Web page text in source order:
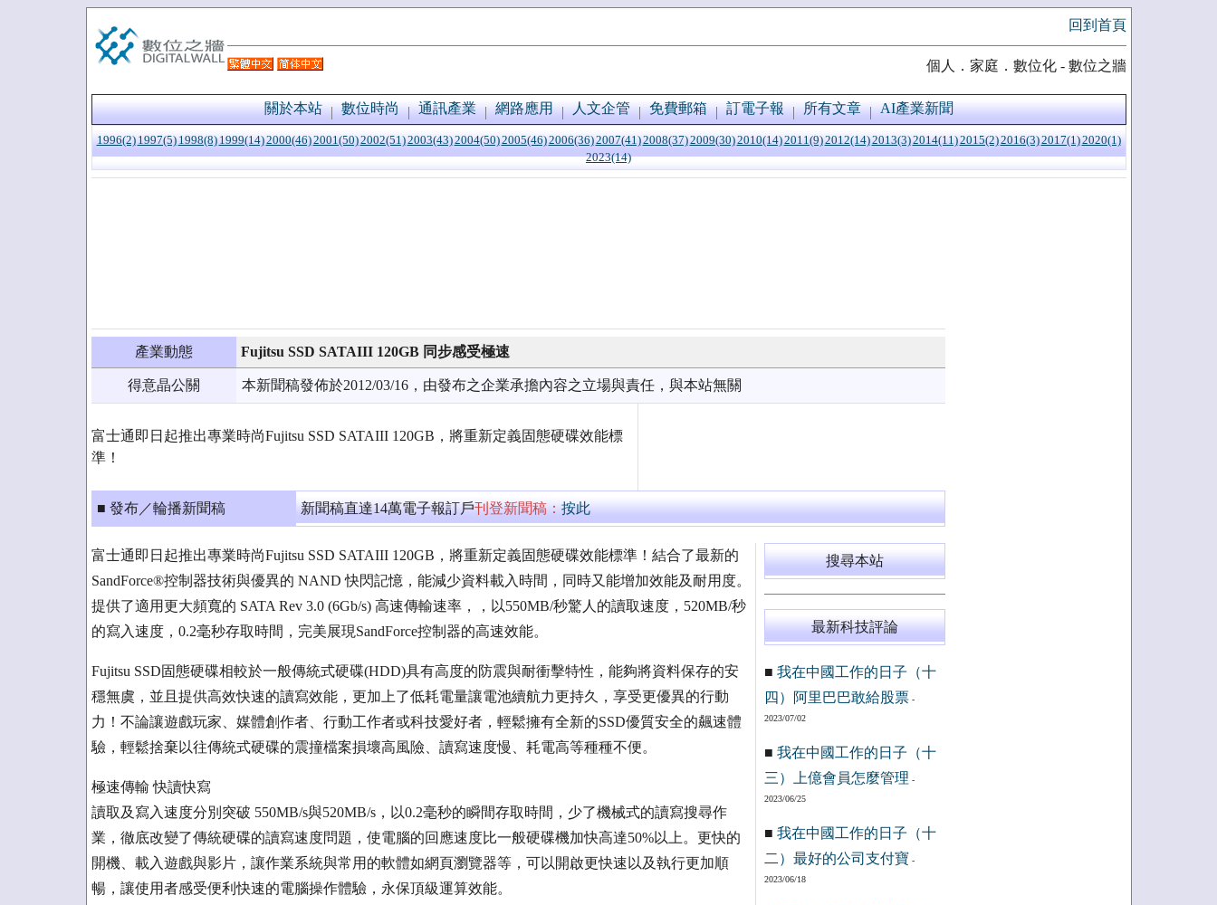
回到首頁
個人．家庭．數位化 - 數位之牆
關於本站 數位時尚 通訊產業 網路應用 人文企管 免費郵箱 訂電子報 所有文章 AI產業新聞
1996(2) 1997(5) 1998(8) 1999(14)2000(46)2001(50)2002(51)2003(43)2004(50)2005(46)2006(36)2007(41)2008(37)2009(30)2010(14)2011(9)2012(14)2013(3)2014(11)2015(2)2016(3)2017(1)2020(1)
2023(14)
產業動態 Fujitsu SSD SATAIII 120GB 同步感受極速
得意晶公關 本新聞稿發佈於2012/03/16，由發布之企業承擔內容之立場與責任，與本站無關
富士通即日起推出專業時尚Fujitsu SSD SATAIII 120GB，將重新定義固態硬碟效能標
準！
■ 發布／輪播新聞稿 新聞稿直達14萬電子報訂戶刊登新聞稿：按此
富士通即日起推出專業時尚Fujitsu SSD SATAIII 120GB，將重新定義固態硬碟效能標準！結合了最新的
SandForce®控制器技術與優異的 NAND 快閃記憶，能減少資料載入時間，同時又能增加效能及耐用度。
提供了適用更大頻寬的 SATA Rev 3.0 (6Gb/s) 高速傳輸速率，，以550MB/秒驚人的讀取速度，520MB/秒
的寫入速度，0.2毫秒存取時間，完美展現SandForce控制器的高速效能。
Fujitsu SSD固態硬碟相較於一般傳統式硬碟(HDD)具有高度的防震與耐衝擊特性，能夠將資料保存的安
穩無虞，並且提供高效快速的讀寫效能，更加上了低耗電量讓電池續航力更持久，享受更優異的行動
力！不論讓遊戲玩家、媒體創作者、行動工作者或科技愛好者，輕鬆擁有全新的SSD優質安全的飆速體
驗，輕鬆捨棄以往傳統式硬碟的震撞檔案損壞高風險、讀寫速度慢、耗電高等種種不便。
極速傳輸 快讀快寫
讀取及寫入速度分別突破 550MB/s與520MB/s，以0.2毫秒的瞬間存取時間，少了機械式的讀寫搜尋作
業，徹底改變了傳統硬碟的讀寫速度問題，使電腦的回應速度比一般硬碟機加快高達50%以上。更快的
開機、載入遊戲與影片，讓作業系統與常用的軟體如網頁瀏覽器等，可以開啟更快速以及執行更加順
暢，讓使用者感受便利快速的電腦操作體驗，永保頂級運算效能。
搜尋本站
最新科技評論
■ 我在中國工作的日子（十
四）阿里巴巴敢給股票-
2023/07/02
■ 我在中國工作的日子（十
三）上億會員怎麼管理 -
2023/06/25
■ 我在中國工作的日子（十
二）最好的公司支付寶 -
2023/06/18